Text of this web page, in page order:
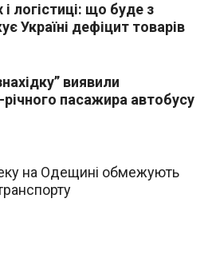
і логістиці: що буде з
Україні дефіцит товарів
пасажира автобусу
на Одещині обмежують